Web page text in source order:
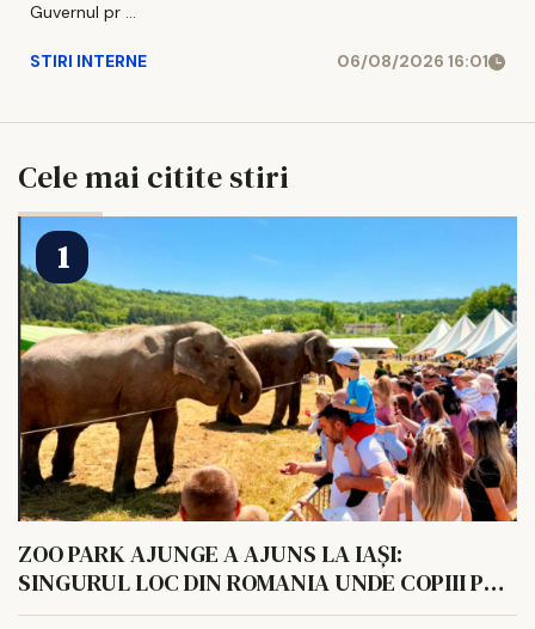
Guvernul pr ...
STIRI INTERNE 06/08/2026 16:01
Cele mai citite stiri
ZOO PARK AJUNGE A AJUNS LA IAȘI:
SINGURUL LOC DIN ROMANIA UNDE COPIII POT
HRANI UN ELEFANT